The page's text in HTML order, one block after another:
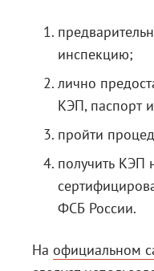
инспекцию;
лично
КЭП, паспорт
пройти
получить КЭП
ФСБ России.
На официальном